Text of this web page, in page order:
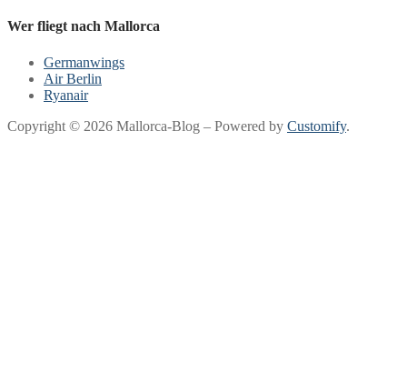
Wer fliegt nach Mallorca
Germanwings
Air Berlin
Ryanair
Copyright © 2026 Mallorca-Blog – Powered by Customify.